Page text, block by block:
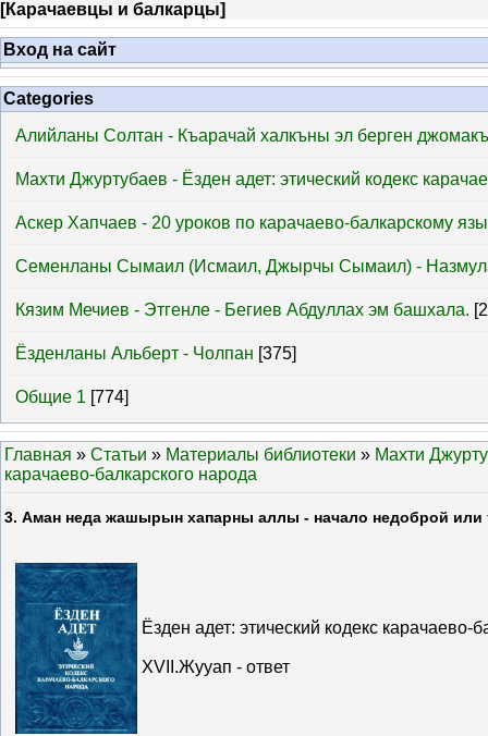
[Карачаевцы и балкарцы]
Вход на сайт
Categories
Алийланы Солтан - Къарачай халкъны эл берген
Махти Джуртубаев - Ёзден адет: этический кодекс
Аскер Хапчаев - 20 уроков по карачаево-балкарскому
Семенланы Сымаил (Исмаил, Джырчы Сымаил) -
Кязим Мечиев - Этгенле - Бегиев Абдуллах эм башхала.
Ёзденланы Альберт - Чолпан [375]
Общие 1 [774]
Главная » Статьи » Материалы библиотеки » Махти
карачаево-балкарского народа
3. Аман неда жашырын хапарны аллы - начало недоброй или
Ёзден адет: этический кодекс карачаево-
XVII.Жууап - ответ